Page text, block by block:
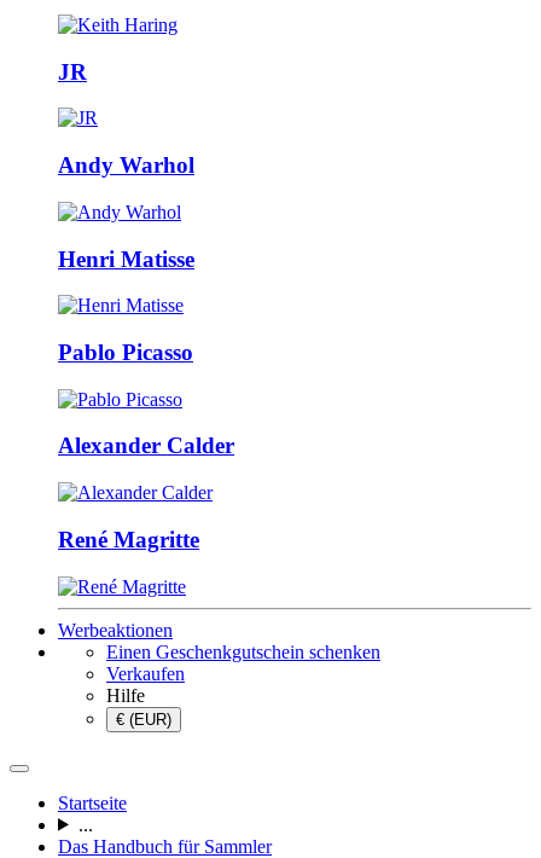
JR
Andy Warhol
Henri Matisse
Pablo Picasso
Alexander Calder
René Magritte
Werbeaktionen
Einen Geschenkgutschein schenken
Verkaufen
Hilfe
€ (EUR)
Startseite
...
Das Handbuch für Sammler